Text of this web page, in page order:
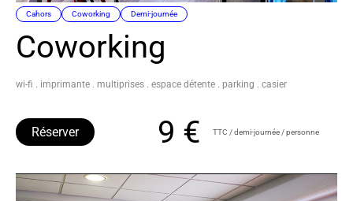
Cahors Coworking Demi-journée
Coworking
wi-fi . imprimante . multiprises . espace détente . parking . casier
9 € TTC / demi-journée / personne
Réserver